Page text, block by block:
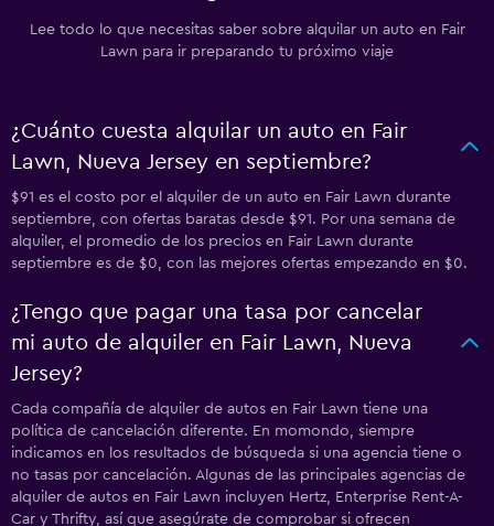
Lee todo lo que necesitas saber sobre alquilar un auto en Fair
Lawn para ir preparando tu próximo viaje
¿Cuánto cuesta alquilar un auto en Fair
Lawn, Nueva Jersey en septiembre?
$91 es el costo por el alquiler de un auto en Fair Lawn durante
septiembre, con ofertas baratas desde $91. Por una semana de
alquiler, el promedio de los precios en Fair Lawn durante
septiembre es de $0, con las mejores ofertas empezando en $0.
¿Tengo que pagar una tasa por cancelar
mi auto de alquiler en Fair Lawn, Nueva
Jersey?
Cada compañía de alquiler de autos en Fair Lawn tiene una
política de cancelación diferente. En momondo, siempre
indicamos en los resultados de búsqueda si una agencia tiene o
no tasas por cancelación. Algunas de las principales agencias de
alquiler de autos en Fair Lawn incluyen Hertz, Enterprise Rent-A-
Car y Thrifty, así que asegúrate de comprobar si ofrecen